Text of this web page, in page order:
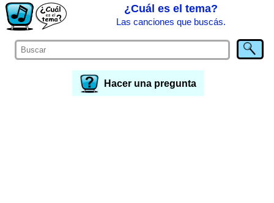
¿Cuál es el tema?
Las canciones que buscás.
Hacer una pregunta